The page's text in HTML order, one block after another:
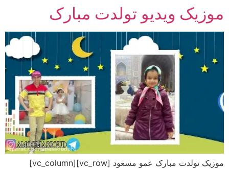
محتوا
موزیک ویدیو تولدت مبارک
موزیک تولدت مبارک عمو مسعود [vc_row][vc_column]